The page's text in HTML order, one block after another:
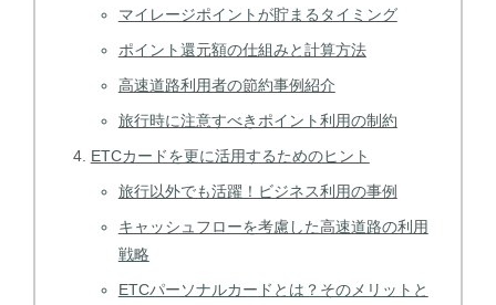
マイレージポイントが貯まるタイミング
ポイント還元額の仕組みと計算方法
高速道路利用者の節約事例紹介
旅行時に注意すべきポイント利用の制約
ETCカードを更に活用するためのヒント
旅行以外でも活躍！ビジネス利用の事例
キャッシュフローを考慮した高速道路の利用
戦略
ETCパーソナルカードとは？そのメリットと